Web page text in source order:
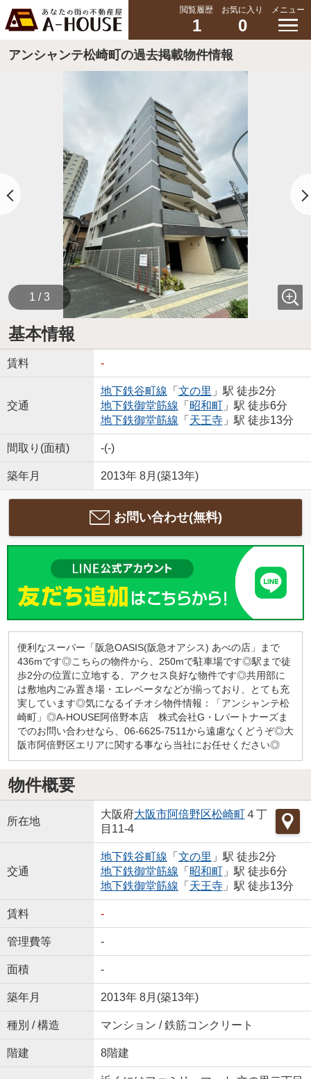
閲覧履歴
1
お気に入り
0
メニュー
アンシャンテ松崎町の過去掲載物件情報
1 / 3
基本情報
賃料 -
交通
地下鉄谷町線 「 文の里 」駅 徒歩2分
地下鉄御堂筋線 「 昭和町」駅 徒歩6分
地下鉄御堂筋線 「 天王寺」駅 徒歩13分
間取り(面積) -(-)
築年月 2013年 8月(築13年)
お問い合わせ(無料)
便利なスーパー「阪急OASIS(阪急オアシス) あべの店」まで
436mです◎こちらの物件から、250mで駐車場です◎駅まで徒
歩2分の位置に立地する、アクセス良好な物件です◎共用部に
は敷地内ごみ置き場・エレベータなどが揃っており、とても充
実しています◎気になるイチオシ物件情報：「アンシャンテ松
崎町」◎A-HOUSE阿倍野本店 株式会社G・Lパートナーズま
でのお問い合わせなら、06-6625-7511から遠慮なくどうぞ◎大
阪市阿倍野区エリアに関する事なら当社にお任せください◎
物件概要
所在地
大阪府大阪市阿倍野区松崎町４丁
目11-4
交通
地下鉄谷町線 「 文の里 」駅 徒歩2分
地下鉄御堂筋線 「 昭和町」駅 徒歩6分
地下鉄御堂筋線 「 天王寺」駅 徒歩13分
賃料 -
管理費等 -
面積 -
築年月 2013年 8月(築13年)
種別 / 構造 マンション / 鉄筋コンクリート
階建 8階建